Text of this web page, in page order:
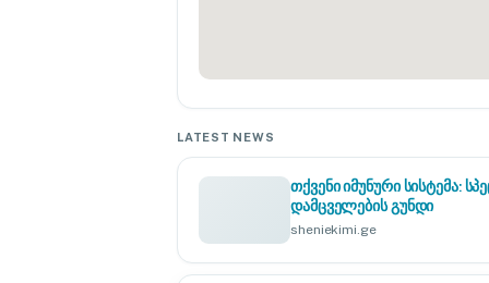
LATEST NEWS
თქვენი იმუნური სისტემა:
დამცველების გუნდი
sheniekimi.ge